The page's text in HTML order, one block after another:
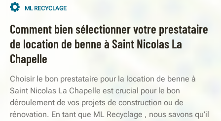
ML RECYCLAGE
Comment bien sélectionner votre prestataire
de location de benne à Saint Nicolas La
Chapelle
Choisir le bon prestataire pour la location de benne à
Saint Nicolas La Chapelle est crucial pour le bon
déroulement de vos projets de construction ou de
rénovation. En tant que ML Recyclage , nous savons qu’il